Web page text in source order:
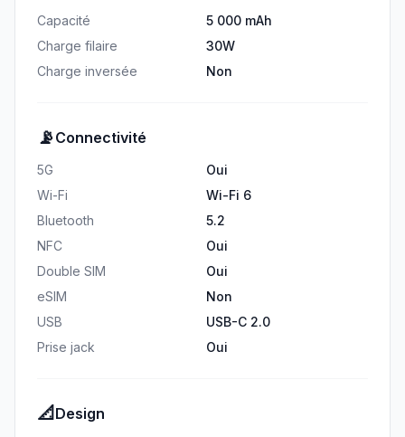
Capacité
5 000 mAh
Charge filaire
30W
Charge inversée
Non
📡 Connectivité
5G
Oui
Wi-Fi
Wi-Fi 6
Bluetooth
5.2
NFC
Oui
Double SIM
Oui
eSIM
Non
USB
USB-C 2.0
Prise jack
Oui
📐 Design